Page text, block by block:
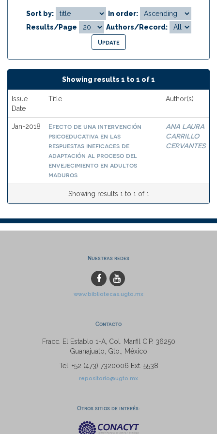
Sort by:
In order:
Results/Page
Authors/Record:
Showing results 1 to 1 of 1
Issue
Date
Title Author(s)
Jan-2018
Efecto de una intervención
psicoeducativa en las
respuestas ineficaces de
adaptación al proceso del
envejecimiento en adultos
maduros
ANA LAURA
CARRILLO
CERVANTES
Showing results 1 to 1 of 1
Nuestras redes
www.bibliotecas.ugto.mx
Contacto
Fracc. El Establo 1-A, Col. Marfil C.P. 36250
Guanajuato, Gto., México
Tel: +52 (473) 7320006 Ext. 5538
repositorio@ugto.mx
Otros sitios de interés: